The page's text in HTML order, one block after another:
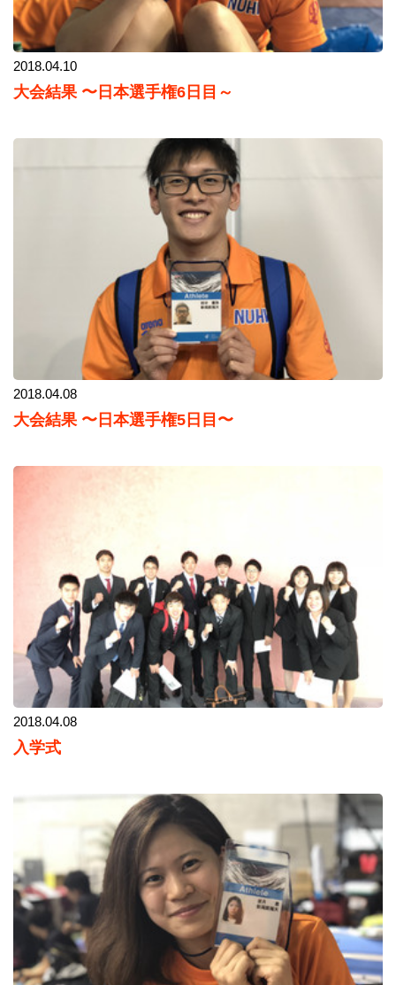
2018.04.10
大会結果 〜日本選手権6日目～
2018.04.08
大会結果 〜日本選手権5日目〜
2018.04.08
入学式